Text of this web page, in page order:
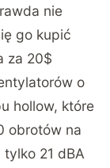
nie
go kupić
za 20$
o
hollow, które
obrotów na
21 dBA